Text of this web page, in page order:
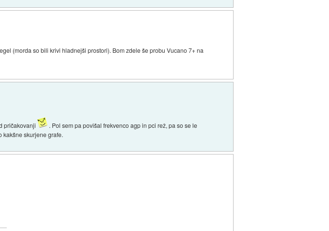
(morda so bili krivi hladnejši prostori). Bom zdele še probu Vucano 7+ na
pričakovanji
. Pol sem pa povišal frekvenco agp in pci rež, pa so se le
kakšne skurjene grafe.